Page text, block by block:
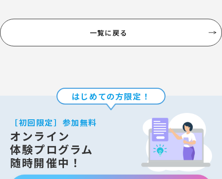
一覧に戻る
はじめての方限定！
［初回限定］参加無料
オンライン
体験プログラム
随時開催中！